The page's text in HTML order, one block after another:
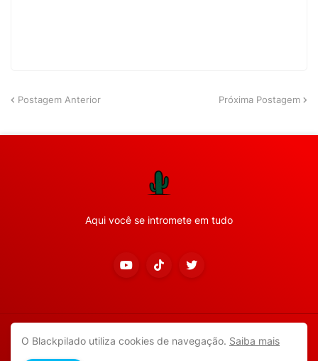
Postagem Anterior Próxima Postagem
Aqui você se intromete em tudo
Copyright ©2026Todos os direitos reservados.
O Blackpilado utiliza cookies de navegação. Saiba mais